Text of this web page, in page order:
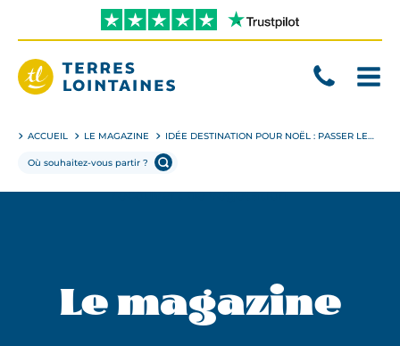
directement
contenu
ACCUEIL LE MAGAZINE IDÉE DESTINATION POUR NOËL : PASSER LES FÊTES DE FIN D’ANNÉE AU CANADA
Le magazine